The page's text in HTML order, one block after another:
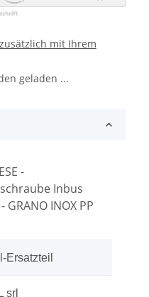
mit Ihrem
geladen ...
-
Inbus
GRANO INOX PP
Ersatzteil
srl